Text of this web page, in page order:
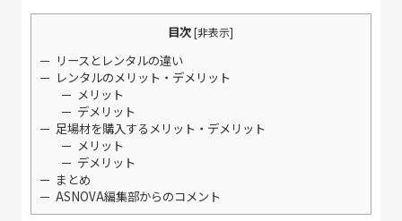
目次[非表示]
リースとレンタルの違い
レンタルのメリット・デメリット
メリット
デメリット
足場材を購入するメリット・デメリット
メリット
デメリット
まとめ
ASNOVA編集部からのコメント